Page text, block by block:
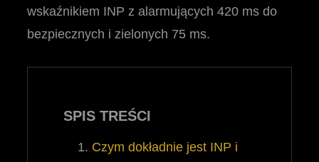
wskaźnikiem INP z alarmujących 420 ms do
bezpiecznych i zielonych 75 ms.
SPIS TREŚCI
Czym dokładnie jest INP i